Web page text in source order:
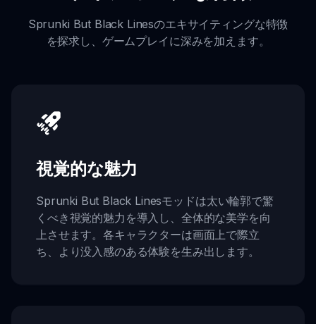
Sprunki But Black Linesのエキサイティングな特徴
を探求し、ゲームプレイに深みを加えます。
視覚的な魅力
Sprunki But Black Linesモッドは太い輪郭で驚
くべき視覚的魅力を導入し、全体的な美学を向
上させます。各キャラクターは画面上で際立
ち、より没入感のある体験を生み出します。